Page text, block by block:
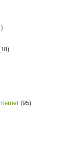
(95)